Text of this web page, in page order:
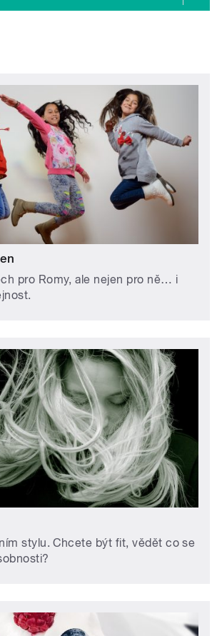
pro Romy, ale nejen pro ně… i
stylu. Chcete být fit, vědět co se